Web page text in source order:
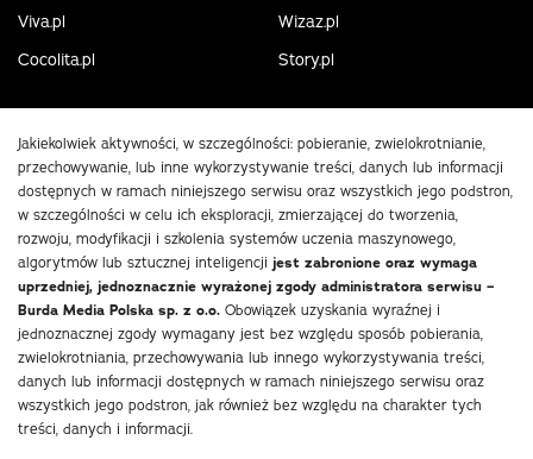
Viva.pl
Wizaz.pl
Cocolita.pl
Story.pl
Jakiekolwiek aktywności, w szczególności: pobieranie, zwielokrotnianie,
przechowywanie, lub inne wykorzystywanie treści, danych lub informacji
dostępnych w ramach niniejszego serwisu oraz wszystkich jego podstron,
w szczególności w celu ich eksploracji, zmierzającej do tworzenia,
rozwoju, modyfikacji i szkolenia systemów uczenia maszynowego,
algorytmów lub sztucznej inteligencji jest zabronione oraz wymaga
uprzedniej, jednoznacznie wyrażonej zgody administratora serwisu –
Burda Media Polska sp. z o.o. Obowiązek uzyskania wyraźnej i
jednoznacznej zgody wymagany jest bez względu sposób pobierania,
zwielokrotniania, przechowywania lub innego wykorzystywania treści,
danych lub informacji dostępnych w ramach niniejszego serwisu oraz
wszystkich jego podstron, jak również bez względu na charakter tych
treści, danych i informacji.